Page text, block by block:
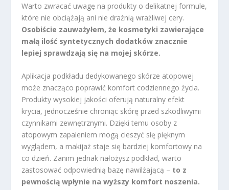
Warto zwracać uwagę na produkty o delikatnej formule,
które nie obciążają ani nie drażnią wrażliwej cery.
Osobiście zauważyłem, że kosmetyki zawierające
małą ilość syntetycznych dodatków znacznie
lepiej sprawdzają się na mojej skórze.
Aplikacja podkładu dedykowanego skórze atopowej
może znacząco poprawić komfort codziennego życia.
Produkty wysokiej jakości oferują naturalny efekt
krycia, jednocześnie chroniąc skórę przed szkodliwymi
czynnikami zewnętrznymi. Dzięki temu osoby z
atopowym zapaleniem mogą cieszyć się pięknym
wyglądem, a makijaż staje się bardziej komfortowy na
co dzień. Zanim jednak nałożysz podkład, warto
zastosować odpowiednią bazę nawilżającą – to z
pewnością wpłynie na wyższy komfort noszenia.